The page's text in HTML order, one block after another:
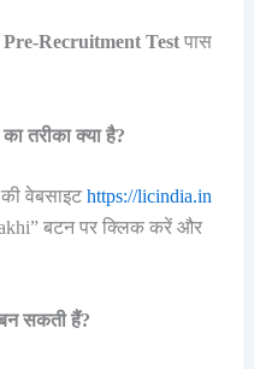
Pre-Recruitment Testपास
तरीका क्या है?
वेबसाइटhttps://licindia.in
बटन पर क्लिक करें और
बन सकती हैं?